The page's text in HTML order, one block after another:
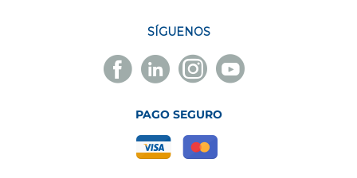
SÍGUENOS
Facebook
Novelec
Linkedin
Novelec
Instagram
Novelec
Youtube
Novelec
PAGO SEGURO